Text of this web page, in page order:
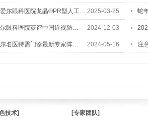
尔眼科医院龙晶®PR型人工… 2025-03-25 蛇
眼科医院获评中国近视防… 2024-12-03
名医特需门诊最新专家阵… 2024-05-16 注
技术]
[专家团队]